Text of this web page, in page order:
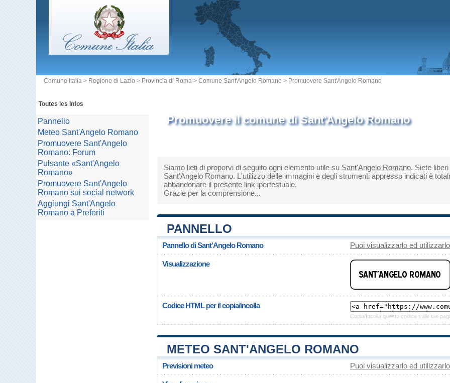
Comune Italia > Regione di Lazio > Provincia di Roma > Comune Sant'Angelo Romano > Promuovere Sant'Angelo Romano
Promuovere il comune di Sant'Angelo Romano
Siamo lieti di proporvi di seguito ogni elemento utile su Sant'Angelo Romano. Siete
Sant'Angelo Romano. L'utilizzo delle immagini e degli strumenti appresso indicati è
abbandonare il presente link ipertestuale.
Grazie per la comprensione...
PANNELLO
Pannello di Sant'Angelo Romano Puoi visualizzarlo ed
Visualizzazione
Codice HTML per il copia/incolla
Copia/Incolla questo codice sulle tue
METEO SANT'ANGELO ROMANO
Previsioni meteo Puoi visualizzarlo ed
Toutes les infos
Pannello
Meteo Sant'Angelo Romano
Promuovere Sant'Angelo
Romano: Forum
Pulsante «Sant'Angelo
Romano»
Promuovere Sant'Angelo
Romano sui social network
Aggiungi Sant'Angelo
Romano a Preferiti